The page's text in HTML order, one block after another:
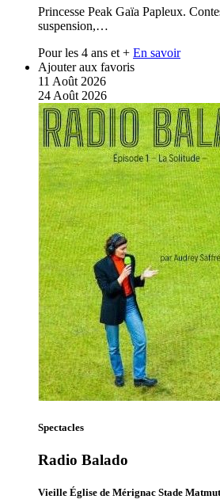
Princesse Peak Gaïa Papleux.
suspension,…
Pour les 4 ans et + En savoir
Ajouter aux favoris
11 Août 2026
24 Août 2026
Spectacles
Radio Balado
Vieille Église de Mérignac Stade